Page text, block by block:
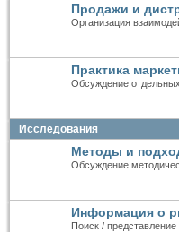
Продажи и
Организация
Практика
Обсуждение
Исследования
Методы и
Обсуждение
Информация о
Поиск /